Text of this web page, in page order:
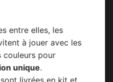
entre elles, les
à jouer avec les
couleurs pour
unique.
livrées en kit et